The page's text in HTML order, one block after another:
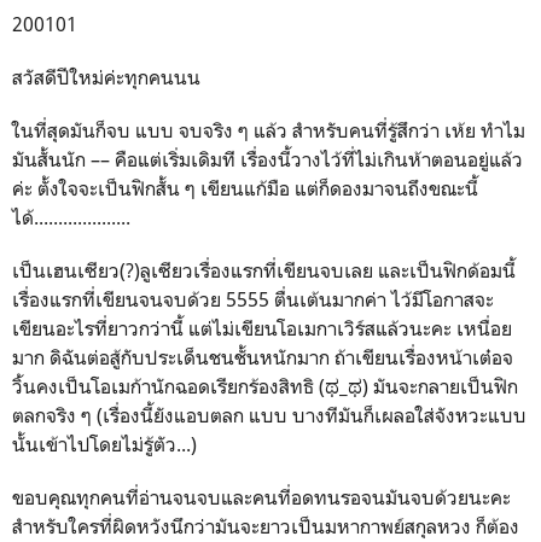
200101
สวัสดีปีใหม่ค่ะทุกคนนน
ในที่สุดมันก็จบ แบบ จบจริง ๆ แล้ว สำหรับคนที่รู้สึกว่า เห้ย ทำไม
มันสั้นนัก –– คือแต่เริ่มเดิมที เรื่องนี้วางไว้ที่ไม่เกินห้าตอนอยู่แล้ว
ค่ะ ตั้งใจจะเป็นฟิกสั้น ๆ เขียนแก้มือ แต่ก็ดองมาจนถึงขณะนี้
ได้....................
เป็นเฮนเซียว(?)ลูเซียวเรื่องแรกที่เขียนจบเลย และเป็นฟิกด้อมนี้
เรื่องแรกที่เขียนจนจบด้วย 5555 ตื่นเต้นมากค่า ไว้มีโอกาสจะ
เขียนอะไรที่ยาวกว่านี้ แต่ไม่เขียนโอเมกาเวิร์สแล้วนะคะ เหนื่อย
มาก ดิฉันต่อสู้กับประเด็นชนชั้นหนักมาก ถ้าเขียนเรื่องหน้าเต๋อจ
วิ้นคงเป็นโอเมก้านักฉอดเรียกร้องสิทธิ (ಥ_ಥ) มันจะกลายเป็นฟิก
ตลกจริง ๆ (เรื่องนี้ยังแอบตลก แบบ บางทีมันก็เผลอใส่จังหวะแบบ
นั้นเข้าไปโดยไม่รู้ตัว...)
ขอบคุณทุกคนที่อ่านจนจบและคนที่อดทนรอจนมันจบด้วยนะคะ
สำหรับใครที่ผิดหวังนึกว่ามันจะยาวเป็นมหากาพย์สกุลหวง ก็ต้อง